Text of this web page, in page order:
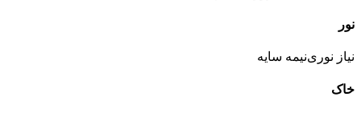
نور
نیاز نورینیمه سایه
خاک